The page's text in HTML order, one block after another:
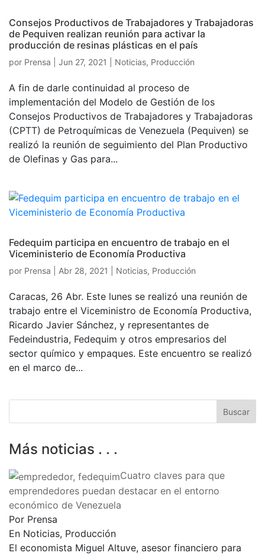
Consejos Productivos de Trabajadores y Trabajadoras
de Pequiven realizan reunión para activar la
producción de resinas plásticas en el país
por Prensa Jun 27, 2021 Noticias, Producción
A fin de darle continuidad al proceso de
implementación del Modelo de Gestión de los
Consejos Productivos de Trabajadores y Trabajadoras
(CPTT) de Petroquímicas de Venezuela (Pequiven) se
realizó la reunión de seguimiento del Plan Productivo
de Olefinas y Gas para...
Fedequim participa en encuentro de trabajo en el
Viceministerio de Economía Productiva
por Prensa Abr 28, 2021 Noticias, Producción
Caracas, 26 Abr. Este lunes se realizó una reunión de
trabajo entre el Viceministro de Economía Productiva,
Ricardo Javier Sánchez, y representantes de
Fedeindustria, Fedequim y otros empresarios del
sector químico y empaques. Este encuentro se realizó
en el marco de...
Más noticias . . .
Cuatro claves para que
emprendedores puedan destacar en el entorno
económico de Venezuela
Por Prensa
En Noticias, Producción
El economista Miguel Altuve, asesor financiero para